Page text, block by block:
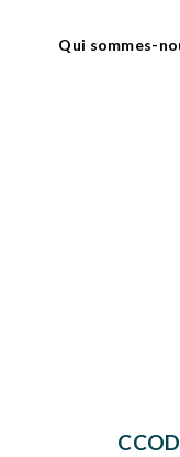
Qui sommes-